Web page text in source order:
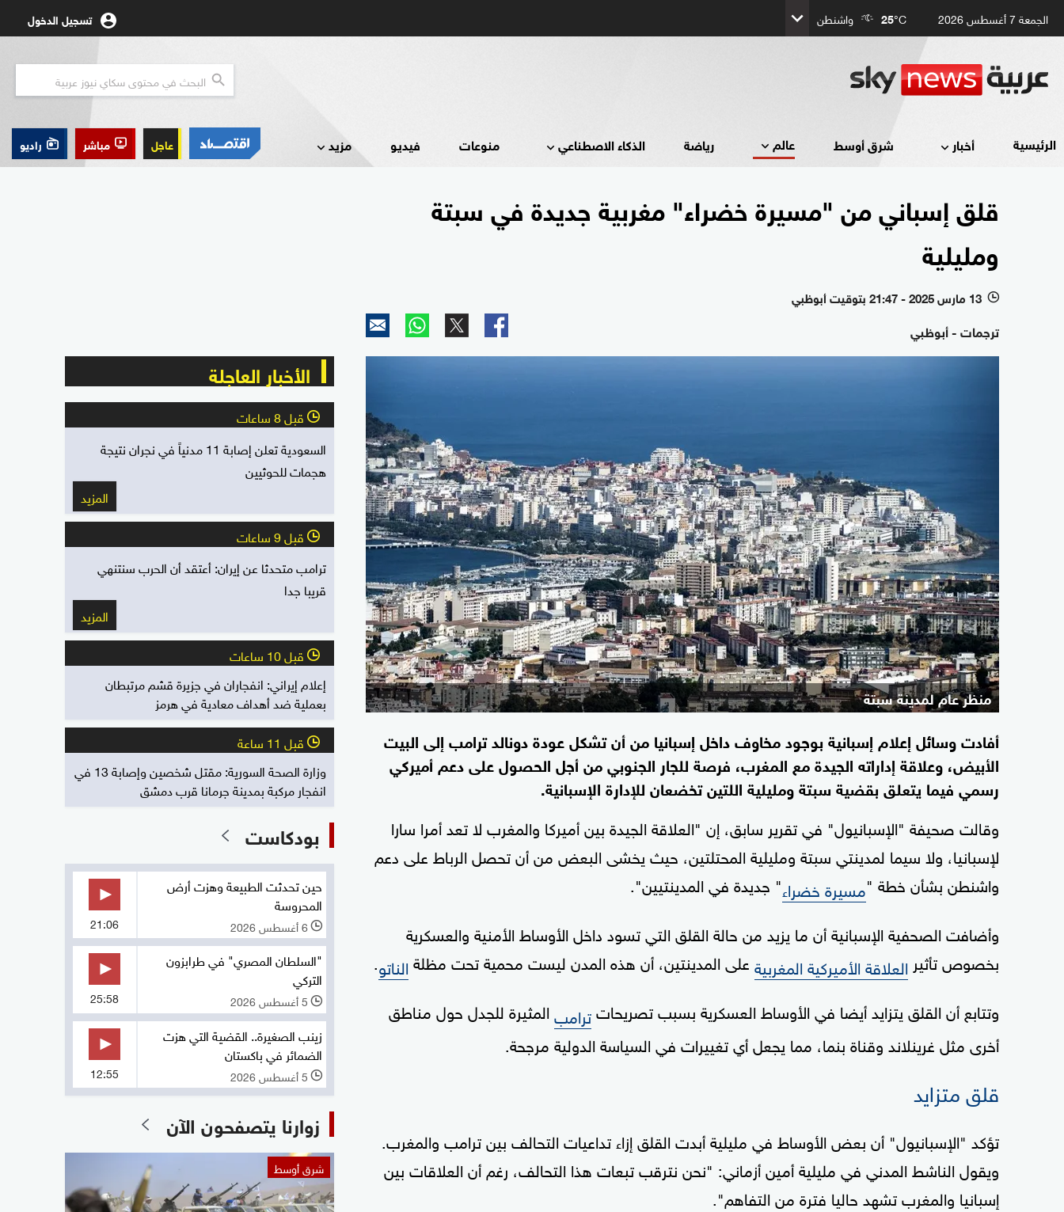
الجمعة 7 أغسطس 2026 25°C واشنطن تسجيل الدخول
الرئيسية أخبار شرق أوسط عالم رياضة الذكاء الاصطناعي منوعات فيديو مزيد عاجل مباشر راديو
قلق إسباني من "مسيرة خضراء" مغربية جديدة في سبتة
ومليلية
l 13 مارس 2025 - 21:47 بتوقيت أبوظبي
ترجمات - أبوظبي
منظر عام لمدينة سبتة
أفادت وسائل إعلام إسبانية بوجود مخاوف داخل إسبانيا من أن تشكل عودة دونالد ترامب إلى البيت
الأبيض، وعلاقة إداراته الجيدة مع المغرب، فرصة للجار الجنوبي من أجل الحصول على دعم أميركي
رسمي فيما يتعلق بقضية سبتة ومليلية اللتين تخضعان للإدارة الإسبانية.
وقالت صحيفة "الإسبانيول" في تقرير سابق، إن "العلاقة الجيدة بين أميركا والمغرب لا تعد أمرا سارا
لإسبانيا، ولا سيما لمدينتي سبتة ومليلية المحتلتين، حيث يخشى البعض من أن تحصل الرباط على دعم
واشنطن بشأن خطة "مسيرة خضراء" جديدة في المدينتيين".
وأضافت الصحفية الإسبانية أن ما يزيد من حالة القلق التي تسود داخل الأوساط الأمنية والعسكرية
بخصوص تأثير العلاقة الأميركية المغربية على المدينتين، أن هذه المدن ليست محمية تحت مظلة الناتو.
وتتابع أن القلق يتزايد أيضا في الأوساط العسكرية بسبب تصريحاتترامب المثيرة للجدل حول مناطق
أخرى مثل غرينلاند وقناة بنما، مما يجعل أي تغييرات في السياسة الدولية مرجحة.
قلق متزايد
تؤكد "الإسبانيول" أن بعض الأوساط في مليلية أبدت القلق إزاء تداعيات التحالف بين ترامب والمغرب.
ويقول الناشط المدني في مليلية أمين أزماني: "نحن نترقب تبعات هذا التحالف، رغم أن العلاقات بين
إسبانيا والمغرب تشهد حاليا فترة من التفاهم".
الأخبار العاجلة
l قبل 8 ساعات
السعودية تعلن إصابة 11 مدنياً في نجران نتيجة
هجمات للحوثيين
المزيد
l قبل 9 ساعات
ترامب متحدثا عن إيران: أعتقد أن الحرب سنتنهي
قريبا جدا
المزيد
l قبل 10 ساعات
إعلام إيراني: انفجاران في جزيرة قشم مرتبطان
بعملية ضد أهداف معادية في هرمز
l قبل 11 ساعة
وزارة الصحة السورية: مقتل شخصين وإصابة 13 في
انفجار مركبة بمدينة جرمانا قرب دمشق
بودكاست
حين تحدثت الطبيعة وهزت أرض
المحروسة
l 6 أغسطس 2026 21:06
"السلطان المصري" في طرابزون
التركي
l 5 أغسطس 2026 25:58
زينب الصغيرة.. القضية التي هزت
الضمائر في باكستان
l 5 أغسطس 2026 12:55
زوارنا يتصفحون الآن
شرق أوسط